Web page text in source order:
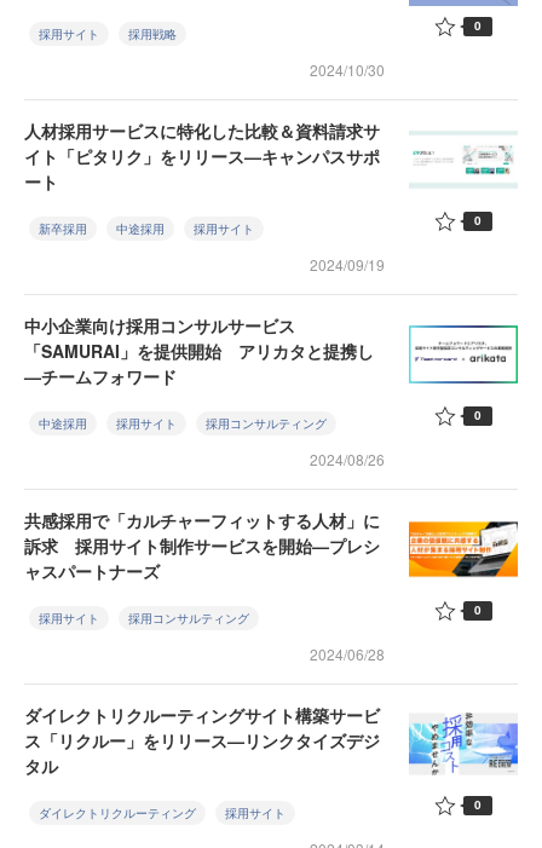
採用サイト 採用戦略
2024/10/30
0
人材採用サービスに特化した比較＆資料請求サ
イト「ピタリク」をリリース—キャンパスサポ
ート
新卒採用 中途採用 採用サイト
2024/09/19
0
中小企業向け採用コンサルサービス
「SAMURAI」を提供開始 アリカタと提携し
—チームフォワード
中途採用 採用サイト 採用コンサルティング
2024/08/26
0
共感採用で「カルチャーフィットする人材」に
訴求 採用サイト制作サービスを開始—プレシ
ャスパートナーズ
採用サイト 採用コンサルティング
2024/06/28
0
ダイレクトリクルーティングサイト構築サービ
ス「リクルー」をリリース—リンクタイズデジ
タル
ダイレクトリクルーティング 採用サイト 0